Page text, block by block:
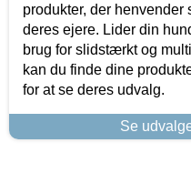
produkter, der
deres ejere. Lider din
brug for slidstærkt og
kan du finde dine
for at se deres udvalg.
Se